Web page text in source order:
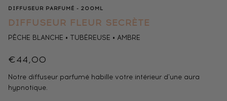
DIFFUSEUR PARFUMÉ - 200ML
DIFFUSEUR FLEUR SECRÈTE
PÊCHE BLANCHE • TUBÉREUSE • AMBRE
€44,00
Notre diffuseur parfumé habille votre intérieur d'une aura
hypnotique.